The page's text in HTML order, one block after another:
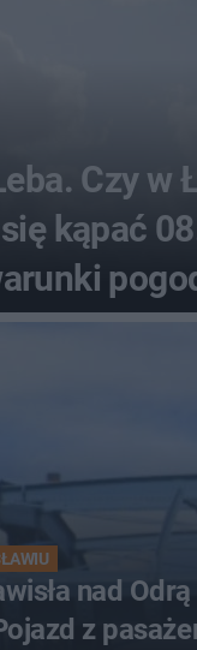
Czy w
kąpać
nad
z